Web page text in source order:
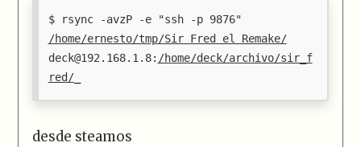
rsync -avzP -e "ssh -p 9876"
/home/ernesto/tmp/Sir Fred el Remake/
deck@192.168.1.8: /home/deck/archivo/sir_f
red/
desde steamos